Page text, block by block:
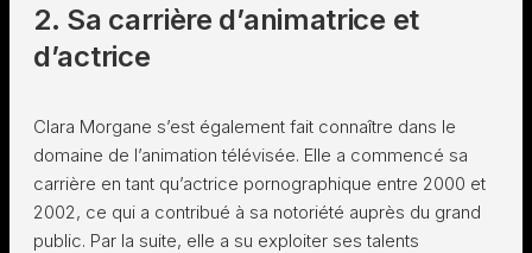
2. Sa carrière d’animatrice et
d’actrice
Clara Morgane s’est également fait connaître dans le
domaine de l’animation télévisée. Elle a commencé sa
carrière en tant qu’actrice pornographique entre 2000 et
2002, ce qui a contribué à sa notoriété auprès du grand
public. Par la suite, elle a su exploiter ses talents